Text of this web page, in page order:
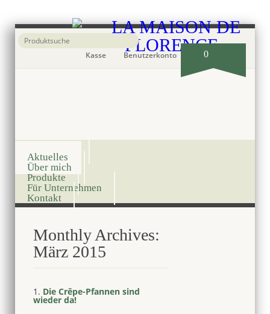
Kasse Benutzerkonto 0
Aktuelles
Über mich
Produkte
Für Unternehmen
Kontakt
Monthly Archives:
März 2015
Die Crêpe-Pfannen sind
wieder da!